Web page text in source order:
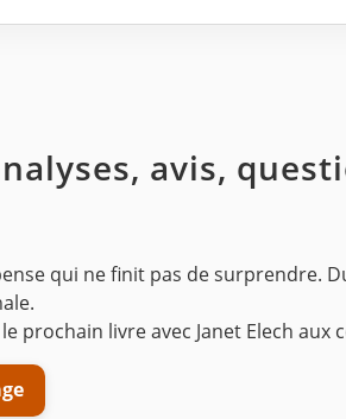
avis,
qui ne finit pas de surprendre.
prochain livre avec Janet Elech aux